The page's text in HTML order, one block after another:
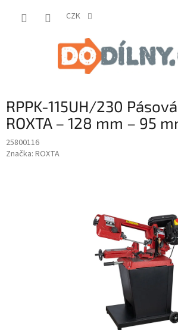
CZK
RPPK-115UH/230
ROXTA – 128 mm – 95
25800116
Značka: ROXTA